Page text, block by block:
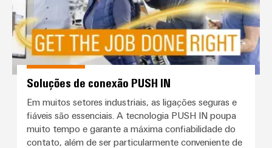
Soluções de conexão PUSH IN
Em muitos setores industriais, as ligações seguras e
fiáveis são essenciais. A tecnologia PUSH IN poupa
muito tempo e garante a máxima confiabilidade do
contato, além de ser particularmente conveniente de